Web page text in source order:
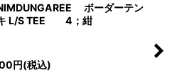
ボーダーテン
キ L/S TEE 4；紺
円(税込)